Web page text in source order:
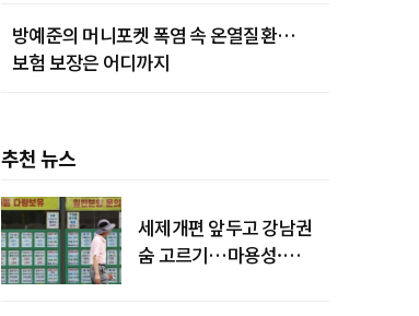
방예준의 머니포켓 폭염 속 온열질환…
보험 보장은 어디까지
추천 뉴스
세제개편 앞두고 강남권
숨 고르기…마용성·